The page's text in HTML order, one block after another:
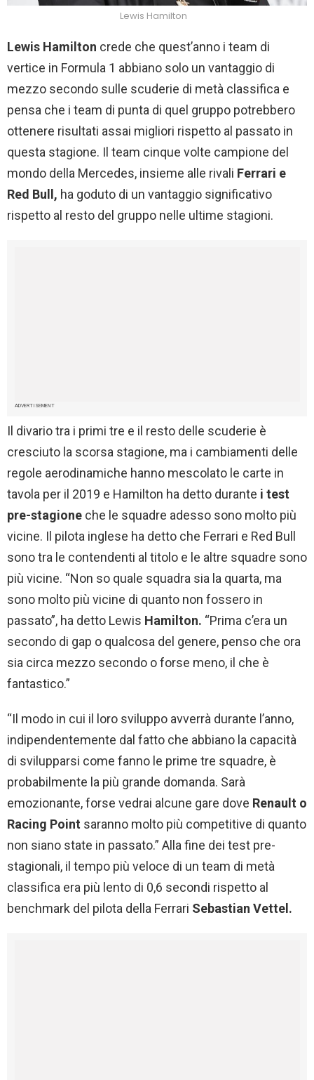
Lewis Hamilton
Lewis Hamilton crede che quest’anno i team di
vertice in Formula 1 abbiano solo un vantaggio di
mezzo secondo sulle scuderie di metà classifica e
pensa che i team di punta di quel gruppo potrebbero
ottenere risultati assai migliori rispetto al passato in
questa stagione. Il team cinque volte campione del
mondo della Mercedes, insieme alle rivali Ferrari e
Red Bull, ha goduto di un vantaggio significativo
rispetto al resto del gruppo nelle ultime stagioni.
ADVERTISEMENT
Il divario tra i primi tre e il resto delle scuderie è
cresciuto la scorsa stagione, ma i cambiamenti delle
regole aerodinamiche hanno mescolato le carte in
tavola per il 2019 e Hamilton ha detto durante i test
pre-stagione che le squadre adesso sono molto più
vicine. Il pilota inglese ha detto che Ferrari e Red Bull
sono tra le contendenti al titolo e le altre squadre sono
più vicine. “Non so quale squadra sia la quarta, ma
sono molto più vicine di quanto non fossero in
passato”, ha detto Lewis Hamilton. “Prima c’era un
secondo di gap o qualcosa del genere, penso che ora
sia circa mezzo secondo o forse meno, il che è
fantastico.”
“Il modo in cui il loro sviluppo avverrà durante l’anno,
indipendentemente dal fatto che abbiano la capacità
di svilupparsi come fanno le prime tre squadre, è
probabilmente la più grande domanda. Sarà
emozionante, forse vedrai alcune gare dove Renault o
Racing Point saranno molto più competitive di quanto
non siano state in passato.” Alla fine dei test pre-
stagionali, il tempo più veloce di un team di metà
classifica era più lento di 0,6 secondi rispetto al
benchmark del pilota della Ferrari Sebastian Vettel.